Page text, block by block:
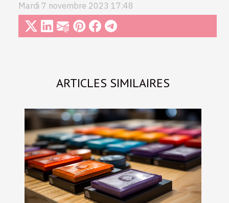
ARTICLES SIMILAIRES
Mardi 7 novembre 2023 17:48